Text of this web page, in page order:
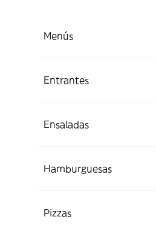
Menús
Entrantes
Ensaladas
Hamburguesas
Pizzas